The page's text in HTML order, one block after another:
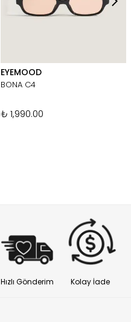
EYEMOOD
BONA C4
₺ 1,990.00
Hızlı Gönderim Kolay İade